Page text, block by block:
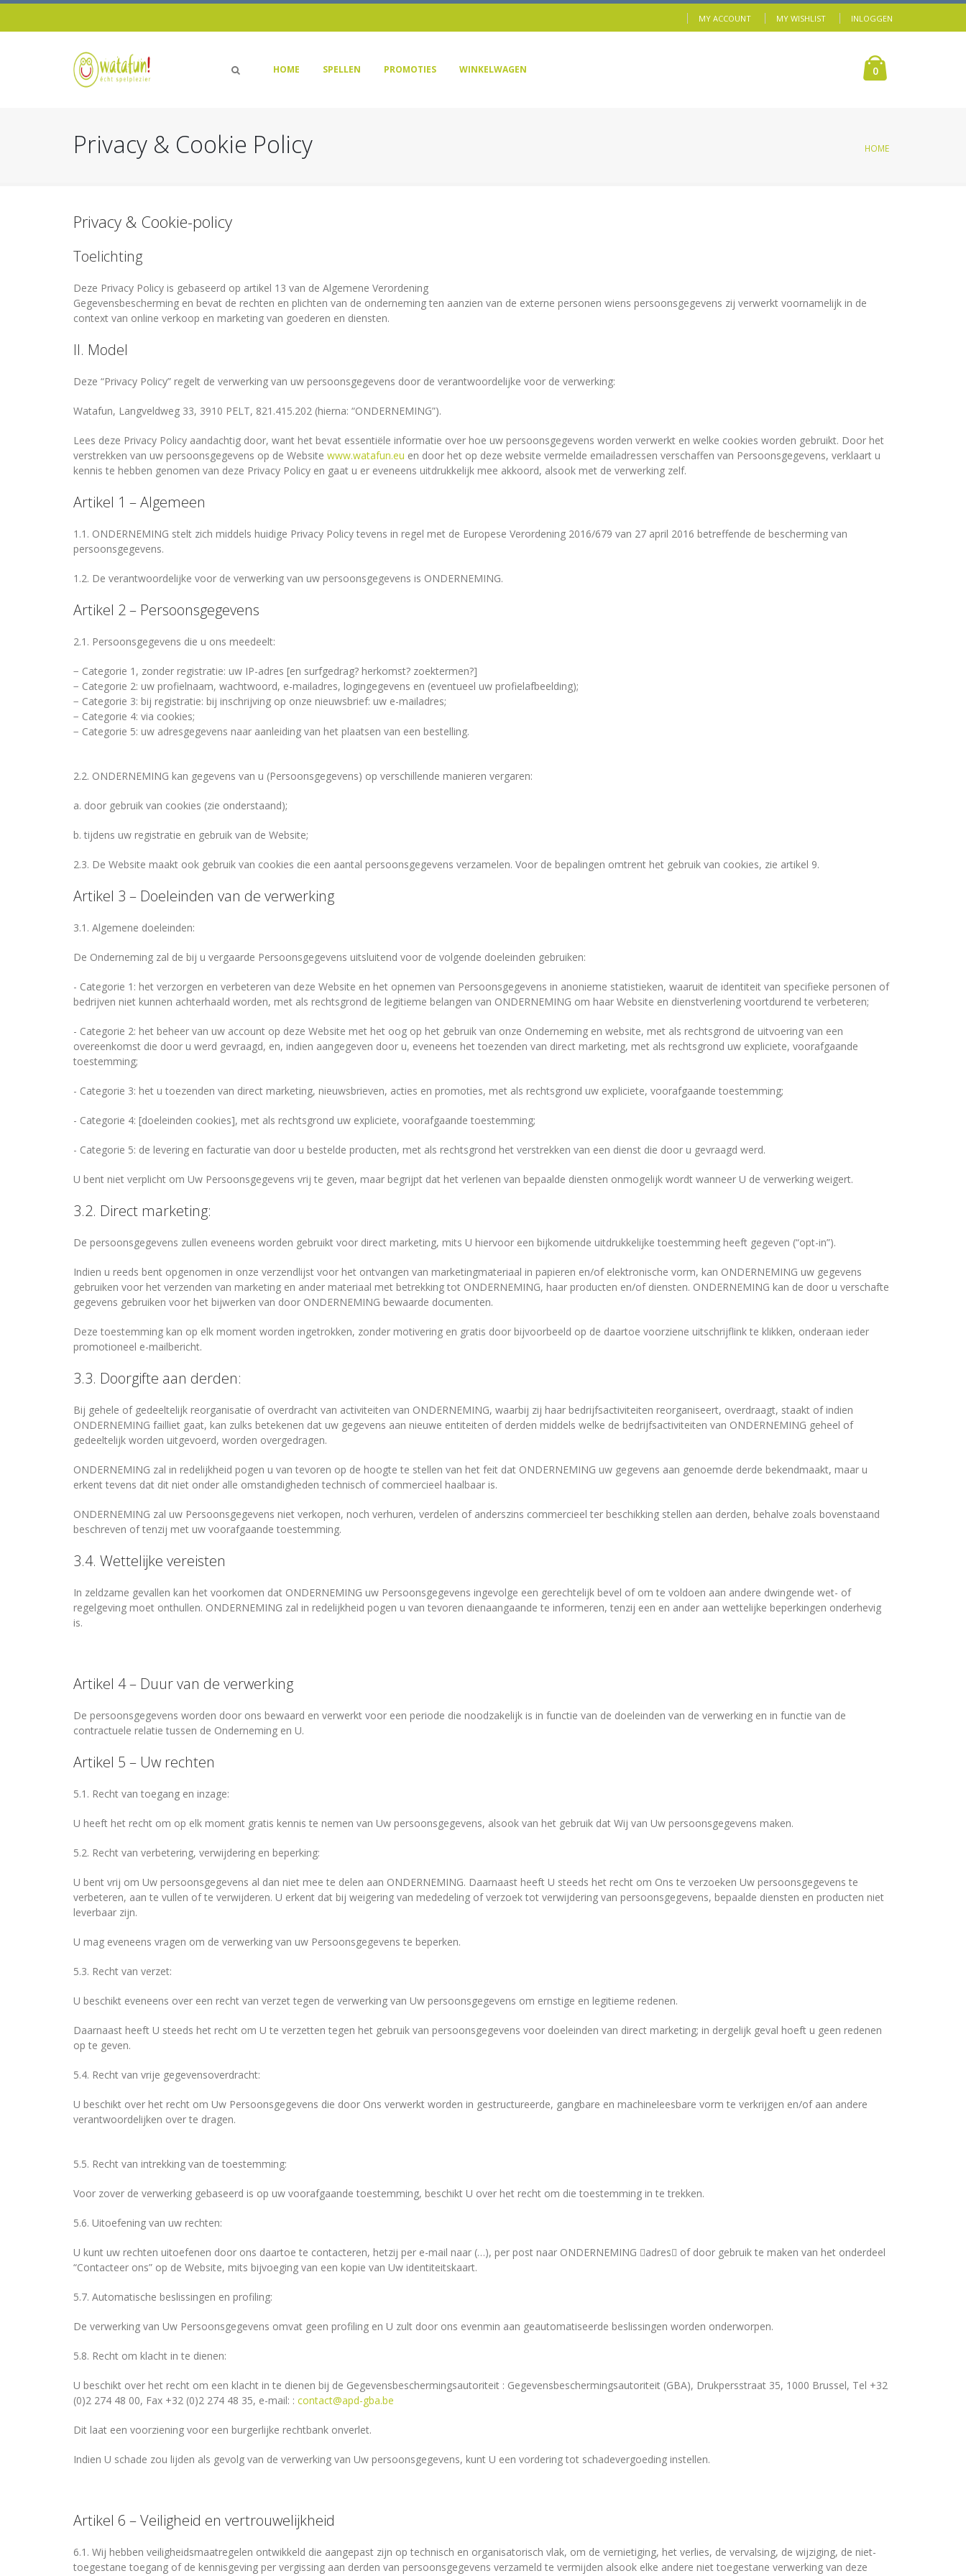
MY ACCOUNT MY WISHLIST INLOGGEN
0
HOME SPELLEN PROMOTIES WINKELWAGEN
Privacy & Cookie Policy HOME
Privacy & Cookie-policy
Toelichting
Deze Privacy Policy is gebaseerd op artikel 13 van de Algemene Verordening
Gegevensbescherming en bevat de rechten en plichten van de onderneming ten aanzien van de externe personen wiens persoonsgegevens zij verwerkt voornamelijk in de
context van online verkoop en marketing van goederen en diensten.
II. Model
Deze “Privacy Policy” regelt de verwerking van uw persoonsgegevens door de verantwoordelijke voor de verwerking:
Watafun, Langveldweg 33, 3910 PELT, 821.415.202 (hierna: “ONDERNEMING”).
Lees deze Privacy Policy aandachtig door, want het bevat essentiële informatie over hoe uw persoonsgegevens worden verwerkt en welke cookies worden gebruikt. Door het
verstrekken van uw persoonsgegevens op de Website www.watafun.eu en door het op deze website vermelde emailadressen verschaffen van Persoonsgegevens, verklaart u
kennis te hebben genomen van deze Privacy Policy en gaat u er eveneens uitdrukkelijk mee akkoord, alsook met de verwerking zelf.
Artikel 1 – Algemeen
1.1. ONDERNEMING stelt zich middels huidige Privacy Policy tevens in regel met de Europese Verordening 2016/679 van 27 april 2016 betreffende de bescherming van
persoonsgegevens.
1.2. De verantwoordelijke voor de verwerking van uw persoonsgegevens is ONDERNEMING.
Artikel 2 – Persoonsgegevens
2.1. Persoonsgegevens die u ons meedeelt:
− Categorie 1, zonder registratie: uw IP-adres [en surfgedrag? herkomst? zoektermen?]
− Categorie 2: uw profielnaam, wachtwoord, e-mailadres, logingegevens en (eventueel uw profielafbeelding);
− Categorie 3: bij registratie: bij inschrijving op onze nieuwsbrief: uw e-mailadres;
− Categorie 4: via cookies;
− Categorie 5: uw adresgegevens naar aanleiding van het plaatsen van een bestelling.
2.2. ONDERNEMING kan gegevens van u (Persoonsgegevens) op verschillende manieren vergaren:
a. door gebruik van cookies (zie onderstaand);
b. tijdens uw registratie en gebruik van de Website;
2.3. De Website maakt ook gebruik van cookies die een aantal persoonsgegevens verzamelen. Voor de bepalingen omtrent het gebruik van cookies, zie artikel 9.
Artikel 3 – Doeleinden van de verwerking
3.1. Algemene doeleinden:
De Onderneming zal de bij u vergaarde Persoonsgegevens uitsluitend voor de volgende doeleinden gebruiken:
- Categorie 1: het verzorgen en verbeteren van deze Website en het opnemen van Persoonsgegevens in anonieme statistieken, waaruit de identiteit van specifieke personen of
bedrijven niet kunnen achterhaald worden, met als rechtsgrond de legitieme belangen van ONDERNEMING om haar Website en dienstverlening voortdurend te verbeteren;
- Categorie 2: het beheer van uw account op deze Website met het oog op het gebruik van onze Onderneming en website, met als rechtsgrond de uitvoering van een
overeenkomst die door u werd gevraagd, en, indien aangegeven door u, eveneens het toezenden van direct marketing, met als rechtsgrond uw expliciete, voorafgaande
toestemming;
- Categorie 3: het u toezenden van direct marketing, nieuwsbrieven, acties en promoties, met als rechtsgrond uw expliciete, voorafgaande toestemming;
- Categorie 4: [doeleinden cookies], met als rechtsgrond uw expliciete, voorafgaande toestemming;
- Categorie 5: de levering en facturatie van door u bestelde producten, met als rechtsgrond het verstrekken van een dienst die door u gevraagd werd.
U bent niet verplicht om Uw Persoonsgegevens vrij te geven, maar begrijpt dat het verlenen van bepaalde diensten onmogelijk wordt wanneer U de verwerking weigert.
3.2. Direct marketing:
De persoonsgegevens zullen eveneens worden gebruikt voor direct marketing, mits U hiervoor een bijkomende uitdrukkelijke toestemming heeft gegeven (“opt-in”).
Indien u reeds bent opgenomen in onze verzendlijst voor het ontvangen van marketingmateriaal in papieren en/of elektronische vorm, kan ONDERNEMING uw gegevens
gebruiken voor het verzenden van marketing en ander materiaal met betrekking tot ONDERNEMING, haar producten en/of diensten. ONDERNEMING kan de door u verschafte
gegevens gebruiken voor het bijwerken van door ONDERNEMING bewaarde documenten.
Deze toestemming kan op elk moment worden ingetrokken, zonder motivering en gratis door bijvoorbeeld op de daartoe voorziene uitschrijflink te klikken, onderaan ieder
promotioneel e-mailbericht.
3.3. Doorgifte aan derden:
Bij gehele of gedeeltelijk reorganisatie of overdracht van activiteiten van ONDERNEMING, waarbij zij haar bedrijfsactiviteiten reorganiseert, overdraagt, staakt of indien
ONDERNEMING failliet gaat, kan zulks betekenen dat uw gegevens aan nieuwe entiteiten of derden middels welke de bedrijfsactiviteiten van ONDERNEMING geheel of
gedeeltelijk worden uitgevoerd, worden overgedragen.
ONDERNEMING zal in redelijkheid pogen u van tevoren op de hoogte te stellen van het feit dat ONDERNEMING uw gegevens aan genoemde derde bekendmaakt, maar u
erkent tevens dat dit niet onder alle omstandigheden technisch of commercieel haalbaar is.
ONDERNEMING zal uw Persoonsgegevens niet verkopen, noch verhuren, verdelen of anderszins commercieel ter beschikking stellen aan derden, behalve zoals bovenstaand
beschreven of tenzij met uw voorafgaande toestemming.
3.4. Wettelijke vereisten
In zeldzame gevallen kan het voorkomen dat ONDERNEMING uw Persoonsgegevens ingevolge een gerechtelijk bevel of om te voldoen aan andere dwingende wet- of
regelgeving moet onthullen. ONDERNEMING zal in redelijkheid pogen u van tevoren dienaangaande te informeren, tenzij een en ander aan wettelijke beperkingen onderhevig
is.
Artikel 4 – Duur van de verwerking
De persoonsgegevens worden door ons bewaard en verwerkt voor een periode die noodzakelijk is in functie van de doeleinden van de verwerking en in functie van de
contractuele relatie tussen de Onderneming en U.
Artikel 5 – Uw rechten
5.1. Recht van toegang en inzage:
U heeft het recht om op elk moment gratis kennis te nemen van Uw persoonsgegevens, alsook van het gebruik dat Wij van Uw persoonsgegevens maken.
5.2. Recht van verbetering, verwijdering en beperking:
U bent vrij om Uw persoonsgegevens al dan niet mee te delen aan ONDERNEMING. Daarnaast heeft U steeds het recht om Ons te verzoeken Uw persoonsgegevens te
verbeteren, aan te vullen of te verwijderen. U erkent dat bij weigering van mededeling of verzoek tot verwijdering van persoonsgegevens, bepaalde diensten en producten niet
leverbaar zijn.
U mag eveneens vragen om de verwerking van uw Persoonsgegevens te beperken.
5.3. Recht van verzet:
U beschikt eveneens over een recht van verzet tegen de verwerking van Uw persoonsgegevens om ernstige en legitieme redenen.
Daarnaast heeft U steeds het recht om U te verzetten tegen het gebruik van persoonsgegevens voor doeleinden van direct marketing; in dergelijk geval hoeft u geen redenen
op te geven.
5.4. Recht van vrije gegevensoverdracht:
U beschikt over het recht om Uw Persoonsgegevens die door Ons verwerkt worden in gestructureerde, gangbare en machineleesbare vorm te verkrijgen en/of aan andere
verantwoordelijken over te dragen.
5.5. Recht van intrekking van de toestemming:
Voor zover de verwerking gebaseerd is op uw voorafgaande toestemming, beschikt U over het recht om die toestemming in te trekken.
5.6. Uitoefening van uw rechten:
U kunt uw rechten uitoefenen door ons daartoe te contacteren, hetzij per e-mail naar (…), per post naar ONDERNEMING adres of door gebruik te maken van het onderdeel
“Contacteer ons” op de Website, mits bijvoeging van een kopie van Uw identiteitskaart.
5.7. Automatische beslissingen en profiling:
De verwerking van Uw Persoonsgegevens omvat geen profiling en U zult door ons evenmin aan geautomatiseerde beslissingen worden onderworpen.
5.8. Recht om klacht in te dienen:
U beschikt over het recht om een klacht in te dienen bij de Gegevensbeschermingsautoriteit : Gegevensbeschermingsautoriteit (GBA), Drukpersstraat 35, 1000 Brussel, Tel +32
(0)2 274 48 00, Fax +32 (0)2 274 48 35, e-mail: : contact@apd-gba.be
Dit laat een voorziening voor een burgerlijke rechtbank onverlet.
Indien U schade zou lijden als gevolg van de verwerking van Uw persoonsgegevens, kunt U een vordering tot schadevergoeding instellen.
Artikel 6 – Veiligheid en vertrouwelijkheid
6.1. Wij hebben veiligheidsmaatregelen ontwikkeld die aangepast zijn op technisch en organisatorisch vlak, om de vernietiging, het verlies, de vervalsing, de wijziging, de niet-
toegestane toegang of de kennisgeving per vergissing aan derden van persoonsgegevens verzameld te vermijden alsook elke andere niet toegestane verwerking van deze